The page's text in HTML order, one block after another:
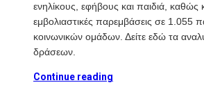
ενηλίκους, εφήβους και παιδιά, καθώς
εμβολιαστικές παρεμβάσεις σε 1.055
κοινωνικών ομάδων. Δείτε εδώ τα
δράσεων.
Continue reading